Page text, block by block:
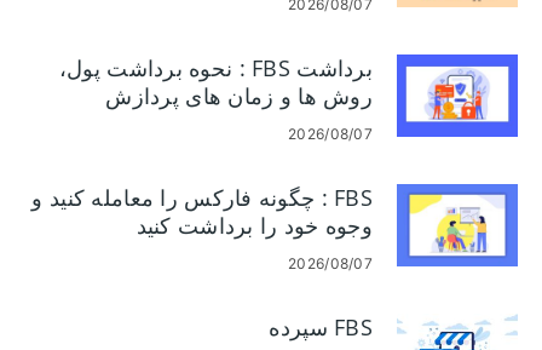
2026/08/07
برداشت FBS : نحوه برداشت پول،
روش ها و زمان های پردازش
2026/08/07
FBS : چگونه فارکس را معامله کنید و
وجوه خود را برداشت کنید
2026/08/07
FBS سپرده